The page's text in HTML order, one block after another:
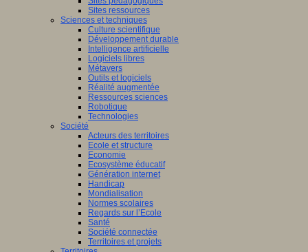
Sites ressources
Sciences et techniques
Culture scientifique
Développement durable
Intelligence artificielle
Logiciels libres
Métavers
Outils et logiciels
Réalité augmentée
Ressources sciences
Robotique
Technologies
Société
Acteurs des territoires
Ecole et structure
Economie
Ecosystème éducatif
Génération internet
Handicap
Mondialisation
Normes scolaires
Regards sur l’Ecole
Santé
Société connectée
Territoires et projets